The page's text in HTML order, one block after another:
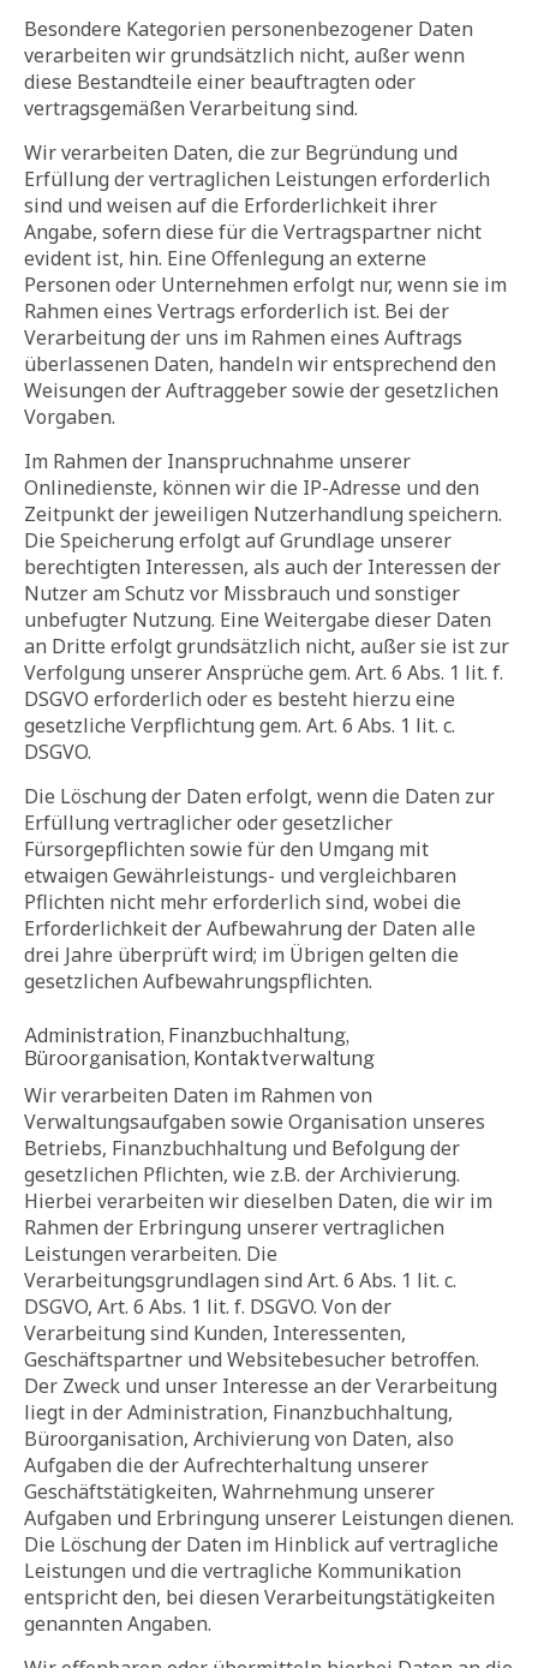
Besondere Kategorien personenbezogener Daten
verarbeiten wir grundsätzlich nicht, außer wenn
diese Bestandteile einer beauftragten oder
vertragsgemäßen Verarbeitung sind.
Wir verarbeiten Daten, die zur Begründung und
Erfüllung der vertraglichen Leistungen erforderlich
sind und weisen auf die Erforderlichkeit ihrer
Angabe, sofern diese für die Vertragspartner nicht
evident ist, hin. Eine Offenlegung an externe
Personen oder Unternehmen erfolgt nur, wenn sie im
Rahmen eines Vertrags erforderlich ist. Bei der
Verarbeitung der uns im Rahmen eines Auftrags
überlassenen Daten, handeln wir entsprechend den
Weisungen der Auftraggeber sowie der gesetzlichen
Vorgaben.
Im Rahmen der Inanspruchnahme unserer
Onlinedienste, können wir die IP-Adresse und den
Zeitpunkt der jeweiligen Nutzerhandlung speichern.
Die Speicherung erfolgt auf Grundlage unserer
berechtigten Interessen, als auch der Interessen der
Nutzer am Schutz vor Missbrauch und sonstiger
unbefugter Nutzung. Eine Weitergabe dieser Daten
an Dritte erfolgt grundsätzlich nicht, außer sie ist zur
Verfolgung unserer Ansprüche gem. Art. 6 Abs. 1 lit. f.
DSGVO erforderlich oder es besteht hierzu eine
gesetzliche Verpflichtung gem. Art. 6 Abs. 1 lit. c.
DSGVO.
Die Löschung der Daten erfolgt, wenn die Daten zur
Erfüllung vertraglicher oder gesetzlicher
Fürsorgepflichten sowie für den Umgang mit
etwaigen Gewährleistungs- und vergleichbaren
Pflichten nicht mehr erforderlich sind, wobei die
Erforderlichkeit der Aufbewahrung der Daten alle
drei Jahre überprüft wird; im Übrigen gelten die
gesetzlichen Aufbewahrungspflichten.
Administration, Finanzbuchhaltung,
Büroorganisation, Kontaktverwaltung
Wir verarbeiten Daten im Rahmen von
Verwaltungsaufgaben sowie Organisation unseres
Betriebs, Finanzbuchhaltung und Befolgung der
gesetzlichen Pflichten, wie z.B. der Archivierung.
Hierbei verarbeiten wir dieselben Daten, die wir im
Rahmen der Erbringung unserer vertraglichen
Leistungen verarbeiten. Die
Verarbeitungsgrundlagen sind Art. 6 Abs. 1 lit. c.
DSGVO, Art. 6 Abs. 1 lit. f. DSGVO. Von der
Verarbeitung sind Kunden, Interessenten,
Geschäftspartner und Websitebesucher betroffen.
Der Zweck und unser Interesse an der Verarbeitung
liegt in der Administration, Finanzbuchhaltung,
Büroorganisation, Archivierung von Daten, also
Aufgaben die der Aufrechterhaltung unserer
Geschäftstätigkeiten, Wahrnehmung unserer
Aufgaben und Erbringung unserer Leistungen dienen.
Die Löschung der Daten im Hinblick auf vertragliche
Leistungen und die vertragliche Kommunikation
entspricht den, bei diesen Verarbeitungstätigkeiten
genannten Angaben.